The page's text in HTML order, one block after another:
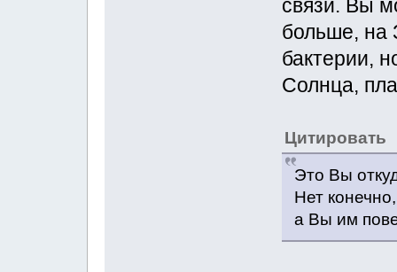
связи. Вы
больше, на
бактерии,
Солнца,
Цитировать
Это Вы
Нет
а Вы им